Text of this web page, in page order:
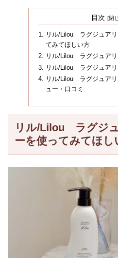
目次
リル/Lilou ラグジュアリ
てみてほしい方
リル/Lilou ラグジュア
リル/Lilou ラグジュア
リル/Lilou ラグジュア
ュー・口コミ
リル/Lilou ラグジ
ーを使ってみてほし